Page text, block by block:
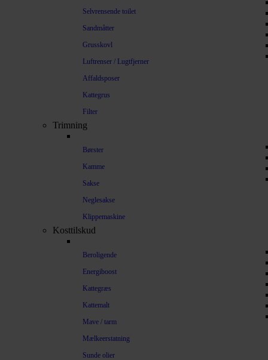
Selvrensende toilet
Sandmåtter
Grusskovl
Luftrenser / Lugtfjerner
Affaldsposer
Kattegrus
Filter
Trimning
Børster
Kamme
Sakse
Neglesakse
Klippemaskine
Kosttilskud
Beroligende
Energiboost
Kattegræs
Kattemalt
Mave / tarm
Mælkeerstatning
Sunde olier